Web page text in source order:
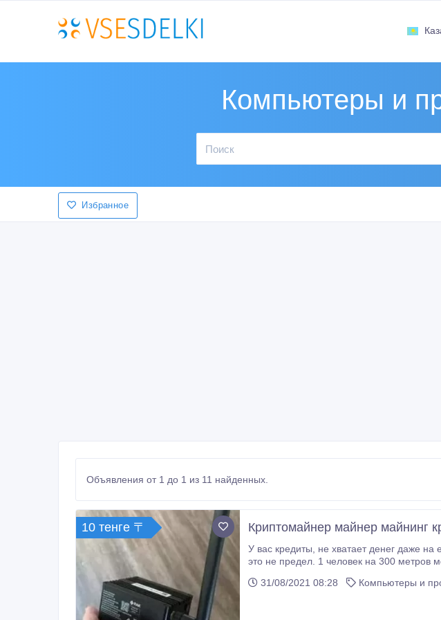
Компьютеры и
Избранное
Объявления от 1 до 1 из 11 найденных.
10 тенге 〒 Криптомайнер майнер майнинг
У вас кредиты, не хватает денег даже на еду? Получите криптомайнер бесплатно! Это реально. Заработок в месяц до 4000$ и
это не предел. 1 человек на 300 метров может получить 1 Майнер и
31/08/2021 08:28
Компьютеры и